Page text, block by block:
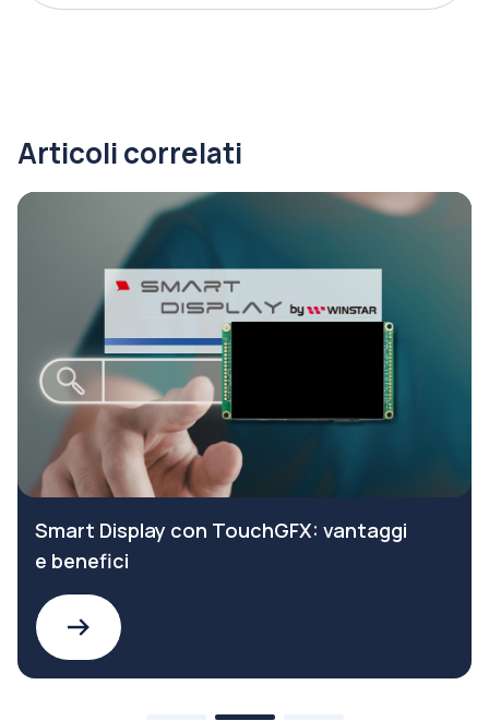
Articoli correlati
Smart Display con TouchGFX: vantaggi
e benefici